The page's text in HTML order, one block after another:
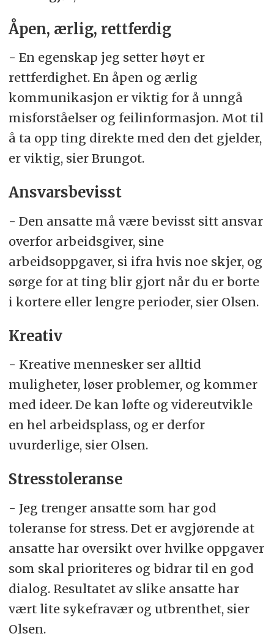
Åpen, ærlig, rettferdig
- En egenskap jeg setter høyt er
rettferdighet. En åpen og ærlig
kommunikasjon er viktig for å unngå
misforståelser og feilinformasjon. Mot til
å ta opp ting direkte med den det gjelder,
er viktig, sier Brungot.
Ansvarsbevisst
- Den ansatte må være bevisst sitt ansvar
overfor arbeidsgiver, sine
arbeidsoppgaver, si ifra hvis noe skjer, og
sørge for at ting blir gjort når du er borte
i kortere eller lengre perioder, sier Olsen.
Kreativ
- Kreative mennesker ser alltid
muligheter, løser problemer, og kommer
med ideer. De kan løfte og videreutvikle
en hel arbeidsplass, og er derfor
uvurderlige, sier Olsen.
Stresstoleranse
- Jeg trenger ansatte som har god
toleranse for stress. Det er avgjørende at
ansatte har oversikt over hvilke oppgaver
som skal prioriteres og bidrar til en god
dialog. Resultatet av slike ansatte har
vært lite sykefravær og utbrenthet, sier
Olsen.